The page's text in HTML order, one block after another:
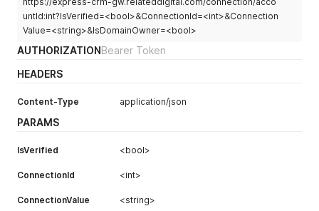
untId:int?IsVerified=<bool>&ConnectionId=<int>&Connection
Value=<string>&IsDomainOwner=<bool>
AUTHORIZATIONBearer Token
HEADERS
Content-Type application/json
PARAMS
IsVerified <bool>
ConnectionId <int>
ConnectionValue <string>